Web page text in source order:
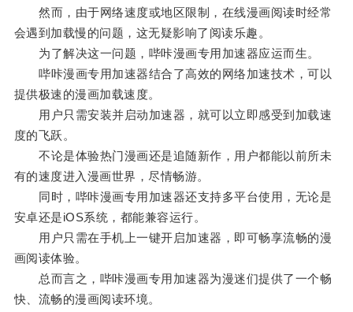
然而，由于网络速度或地区限制，在线漫画阅读时经常
会遇到加载慢的问题，这无疑影响了阅读乐趣。
为了解决这一问题，哔咔漫画专用加速器应运而生。
哔咔漫画专用加速器结合了高效的网络加速技术，可以
提供极速的漫画加载速度。
用户只需安装并启动加速器，就可以立即感受到加载速
度的飞跃。
不论是体验热门漫画还是追随新作，用户都能以前所未
有的速度进入漫画世界，尽情畅游。
同时，哔咔漫画专用加速器还支持多平台使用，无论是
安卓还是iOS系统，都能兼容运行。
用户只需在手机上一键开启加速器，即可畅享流畅的漫
画阅读体验。
总而言之，哔咔漫画专用加速器为漫迷们提供了一个畅
快、流畅的漫画阅读环境。